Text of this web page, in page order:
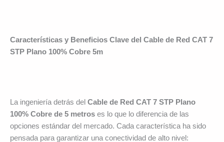
Características y Beneficios Clave del Cable de Red CAT 7
STP Plano 100% Cobre 5m
La ingeniería detrás del Cable de Red CAT 7 STP Plano
100% Cobre de 5 metros es lo que lo diferencia de las
opciones estándar del mercado. Cada característica ha sido
pensada para garantizar una conectividad de alto nivel: